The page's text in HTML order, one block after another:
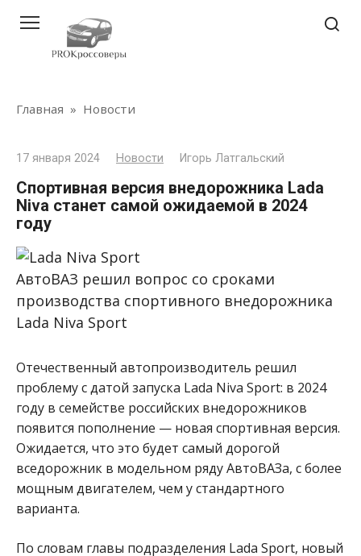
контенту
Главная » Новости
17 января 2024 Новости Игорь Латгальский
Спортивная версия внедорожника Lada
Niva станет самой ожидаемой в 2024
году
АвтоВАЗ решил вопрос со сроками
производства спортивного внедорожника
Lada Niva Sport
Отечественный автопроизводитель решил
проблему с датой запуска Lada Niva Sport: в 2024
году в семействе российских внедорожников
появится пополнение — новая спортивная версия.
Ожидается, что это будет самый дорогой
вседорожник в модельном ряду АвтоВАЗа, с более
мощным двигателем, чем у стандартного
варианта.
По словам главы подразделения Lada Sport, новый